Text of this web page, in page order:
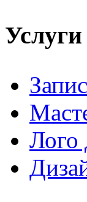
Услуги
Лого